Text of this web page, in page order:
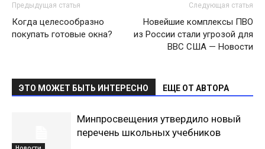
Предыдущая статья
Когда целесообразно
покупать готовые окна?
Следующая статья
Новейшие комплексы ПВО
из России стали угрозой для
ВВС США — Новости
ЭТО МОЖЕТ БЫТЬ ИНТЕРЕСНО ЕЩЕ ОТ АВТОРА
Минпросвещения утвердило новый
перечень школьных учебников